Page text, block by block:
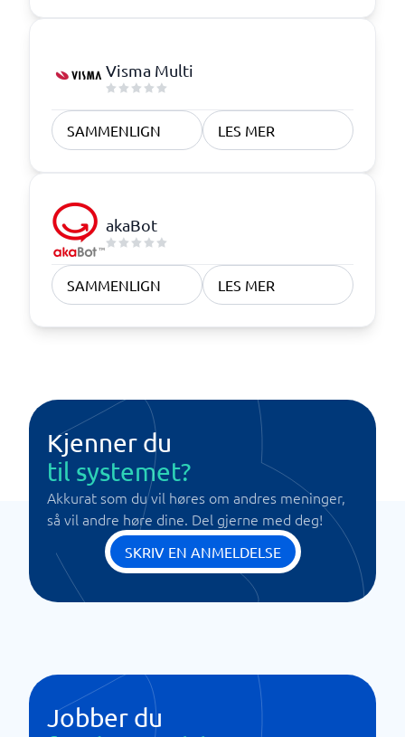
Visma Multi
SAMMENLIGN LES MER
akaBot
SAMMENLIGN LES MER
Kjenner du
til systemet?
Akkurat som du vil høres om andres meninger,
så vil andre høre dine. Del gjerne med deg!
SKRIV EN ANMELDELSE
Jobber du